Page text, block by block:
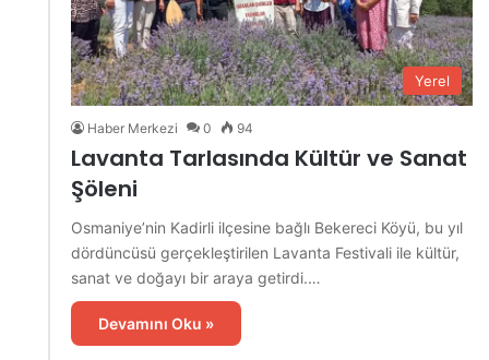
Yerel
Haber Merkezi 0 94
Lavanta Tarlasında Kültür ve Sanat
Şöleni
Osmaniye’nin Kadirli ilçesine bağlı Bekereci Köyü, bu yıl
dördüncüsü gerçekleştirilen Lavanta Festivali ile kültür,
sanat ve doğayı bir araya getirdi.…
Devamını Oku »